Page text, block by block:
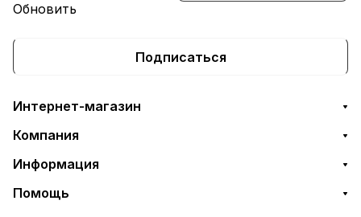
Обновить
Подписаться
Интернет-магазин
Компания
Информация
Помощь